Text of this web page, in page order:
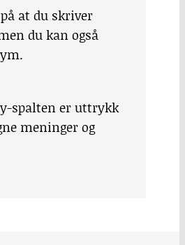
at du skriver
du kan også
spalten er uttrykk
meninger og